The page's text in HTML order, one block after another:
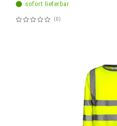
sofort lieferbar
Bewertung:
0